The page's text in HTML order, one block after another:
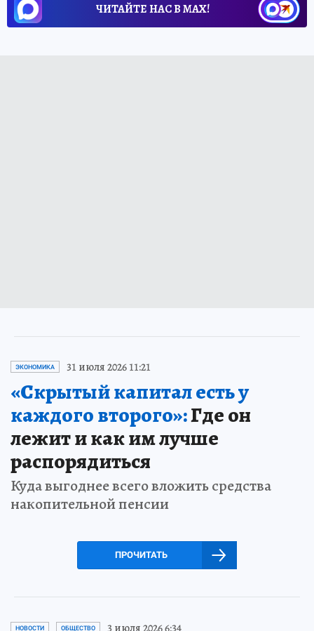
ЧИТАЙТЕ НАС В МАХ!
ЭКОНОМИКА 31 июля 2026 11:21
«Скрытый капитал есть у
каждого второго»:Где он
лежит и как им лучше
распорядиться
Куда выгоднее всего вложить средства
накопительной пенсии
ПРОЧИТАТЬ
НОВОСТИ ОБЩЕСТВО